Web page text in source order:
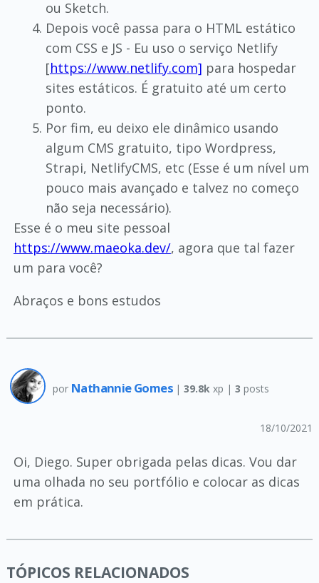
ou Sketch.
Depois você passa para o HTML estático
com CSS e JS - Eu uso o serviço Netlify
[https://www.netlify.com] para hospedar
sites estáticos. É gratuito até um certo
ponto.
Por fim, eu deixo ele dinâmico usando
algum CMS gratuito, tipo Wordpress,
Strapi, NetlifyCMS, etc (Esse é um nível um
pouco mais avançado e talvez no começo
não seja necessário).
Esse é o meu site pessoal
https://www.maeoka.dev/, agora que tal fazer
um para você?
Abraços e bons estudos
por Nathannie Gomes |39.8k xp |3 posts
18/10/2021
Oi, Diego. Super obrigada pelas dicas. Vou dar
uma olhada no seu portfólio e colocar as dicas
em prática.
TÓPICOS RELACIONADOS